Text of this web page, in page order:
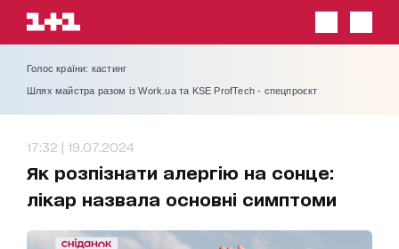
Голос країни: кастинг
Шлях майстра разом із Work.ua та KSE ProfTech - спецпроєкт
17:32 | 19.07.2024
Як розпізнати алергію на сонце:
лікар назвала основні симптоми